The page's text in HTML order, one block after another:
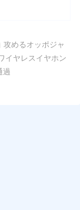
攻めるオッポジャ
イヤレスイヤホン
過